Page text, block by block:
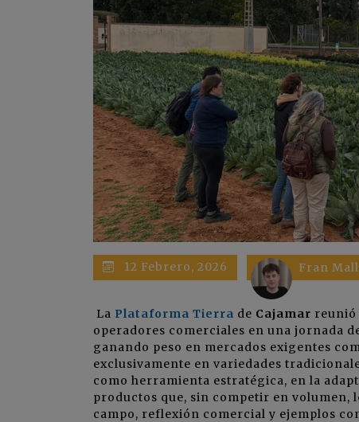
12 Febrero, 2026 Fran
La Plataforma Tierra de Cajamar reunió
operadores comerciales en una jornada
ganando peso en mercados exigentes
exclusivamente en variedades
como herramienta estratégica, en la
productos que, sin competir en volumen,
campo, reflexión comercial y ejemplos